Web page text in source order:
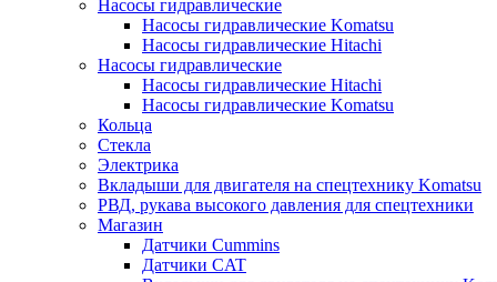
Насосы гидравлические
Насосы гидравлические Komatsu
Насосы гидравлические Hitachi
Насосы гидравлические
Насосы гидравлические Hitachi
Насосы гидравлические Komatsu
Кольца
Стекла
Электрика
Вкладыши для двигателя на спецтехнику Komatsu
РВД, рукава высокого давления для спецтехники
Магазин
Датчики Cummins
Датчики CAT